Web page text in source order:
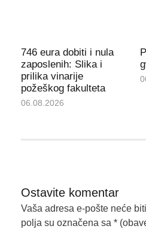
746 eura dobiti i nula
zaposlenih: Slika i
prilika vinarije
požeškog fakulteta
06.08.2026
Ostavite komentar
Vaša adresa e-pošte neće
polja su označena sa *